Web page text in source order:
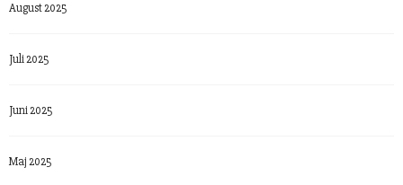
August 2025
Juli 2025
Juni 2025
Maj 2025